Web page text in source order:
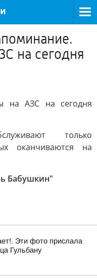
на сегодня
на АЗС на сегодня
только
оканчиваются на
Бабушкин"
Эти фото прислала
Гульбану